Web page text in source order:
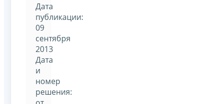
Дата
публикации:
09
сентября
2013
Дата
и
номер
решения: